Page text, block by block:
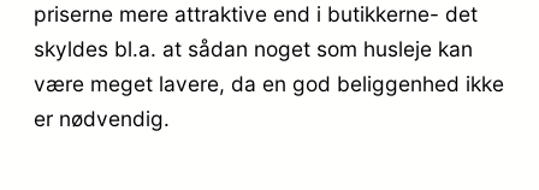
priserne mere attraktive end i butikkerne- det
skyldes bl.a. at sådan noget som husleje kan
være meget lavere, da en god beliggenhed ikke
er nødvendig.